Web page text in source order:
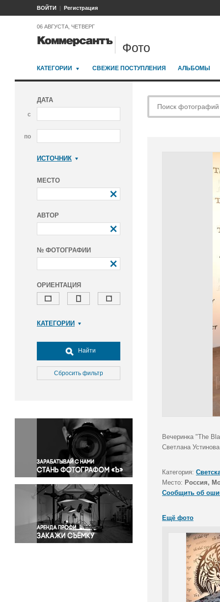
ВОЙТИ Регистрация
06 АВГУСТА, ЧЕТВЕРГ
Фото
КАТЕГОРИИ СВЕЖИЕ ПОСТУПЛЕНИЯ АЛЬБОМЫ
ДАТА
с
по
ИСТОЧНИК
МЕСТО
АВТОР
№ ФОТОГРАФИИ
ОРИЕНТАЦИЯ
КАТЕГОРИИ
Досуг, туризм и отдых
Культура
Медицина
Окружающая среда
Политика
Правосудие
Происшествия и конфликты
Религия
Светская жизнь
Спорт
Экология
Экономика и бизнес
Найти
Сбросить фильтр
Вечеринка "The
Светлана
Категория:
Место: Россия,
Сообщить об
Ещё фото